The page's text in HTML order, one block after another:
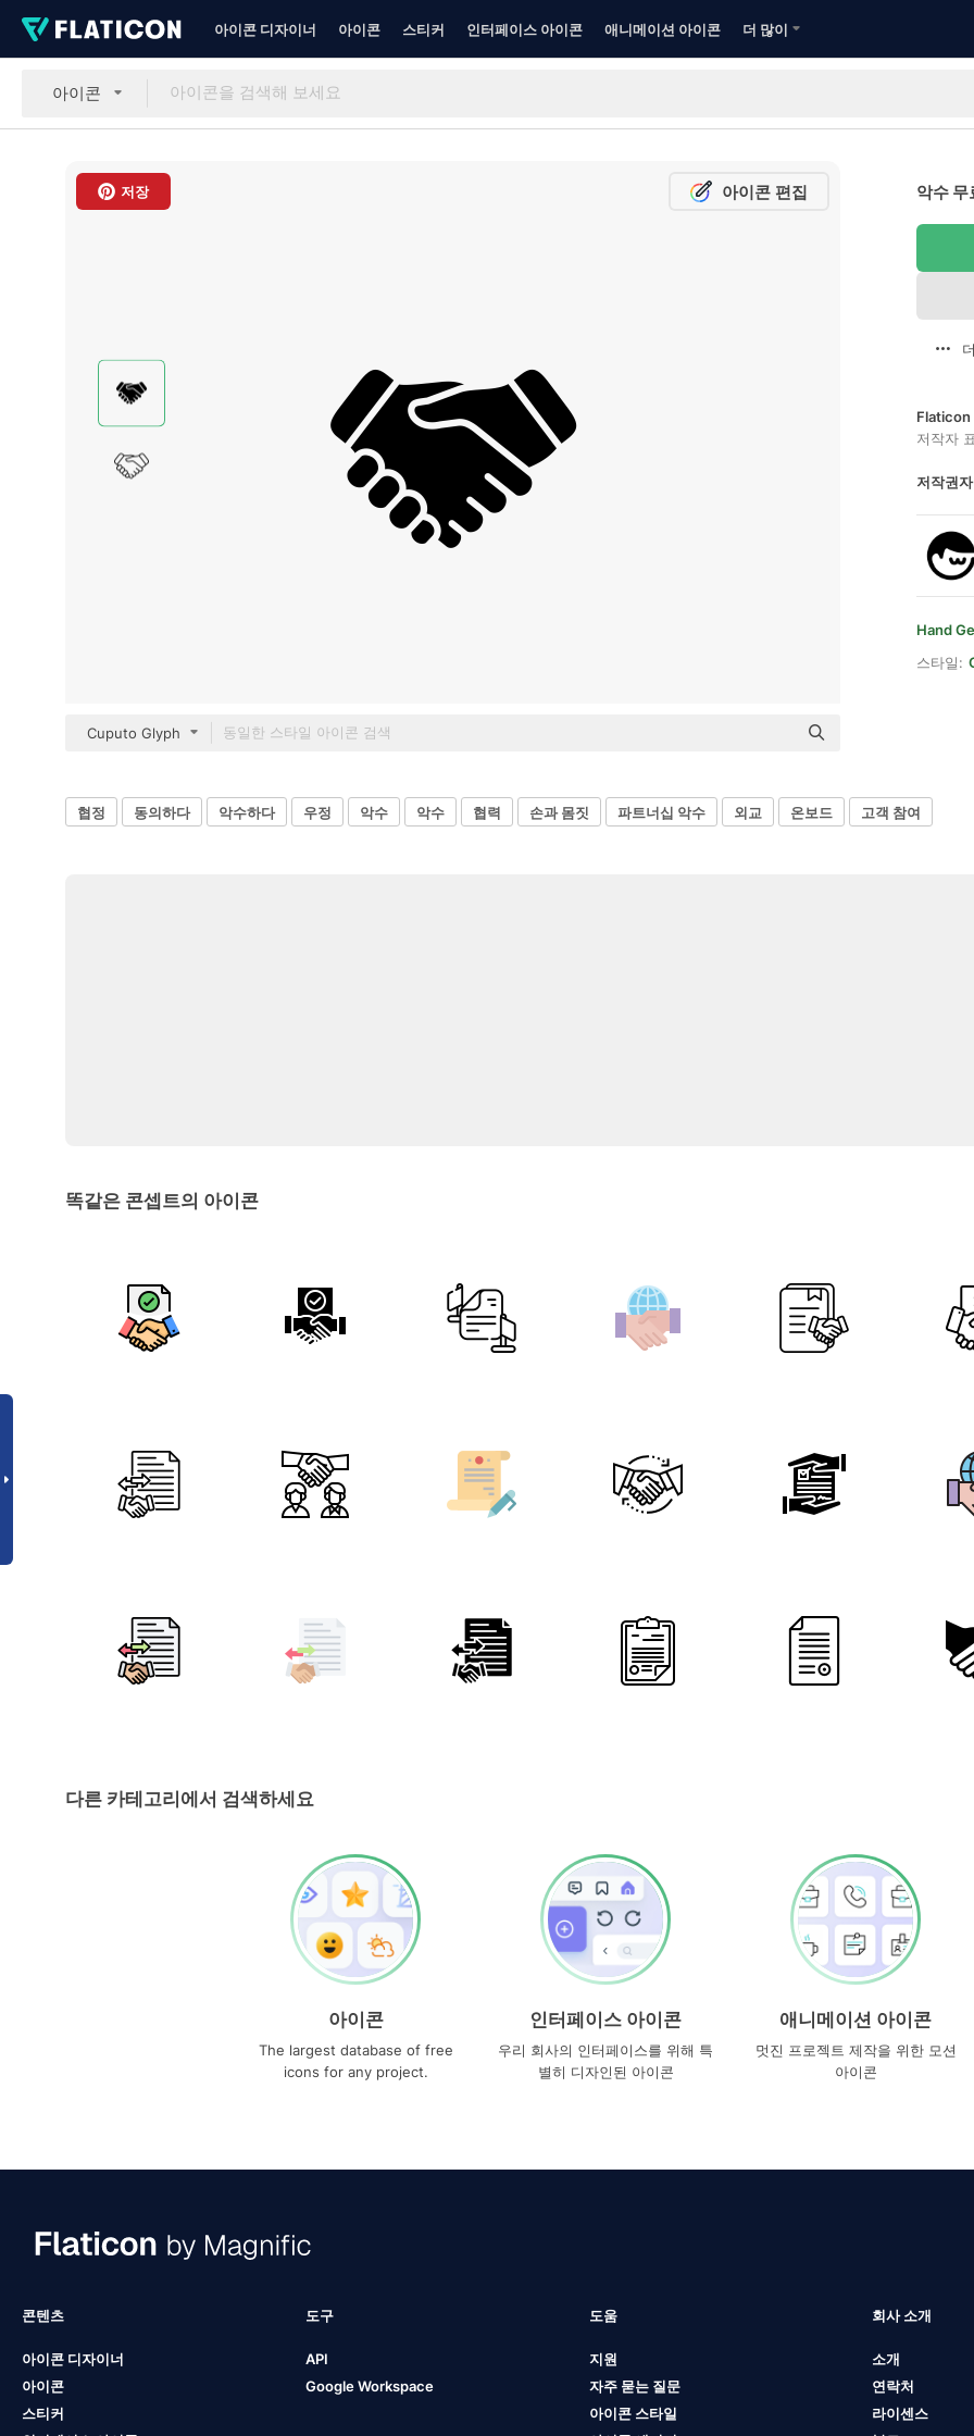
아이콘 디자이너 아이콘 스티커 인터페이스 아이콘 애니메이션 아이콘 더 많이
아이콘
저장 아이콘 편집
Cuputo Glyph
악수 무
Flaticon
저작자
저작권
Hand
스타일:
협정 동의하다 악수하다 우정 악수 악수 협력 손과 몸짓 파트너십 악수 외교 온보드 고객 참여
똑같은 콘셉트의 아이콘
다른 카테고리에서 검색하세요
아이콘
The largest database of free
icons for any project.
인터페이스 아이콘
우리 회사의 인터페이스를 위해 특
별히 디자인된 아이콘
애니메이션 아이콘
멋진 프로젝트 제작을 위한 모션
아이콘
콘텐츠
아이콘 디자이너
아이콘
스티커
도구
API
Google Workspace
도움
지원
자주 묻는 질문
아이콘 스타일
회사 소개
소개
연락처
라이센스